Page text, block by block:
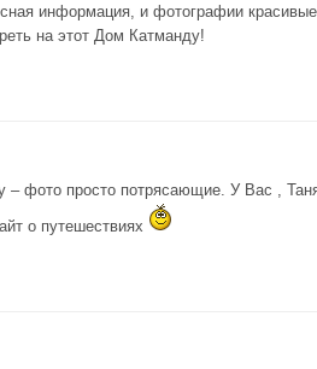
информация, и фотографии
на этот Дом Катманду!
– фото просто потрясающие. У Вас ,
о путешествиях